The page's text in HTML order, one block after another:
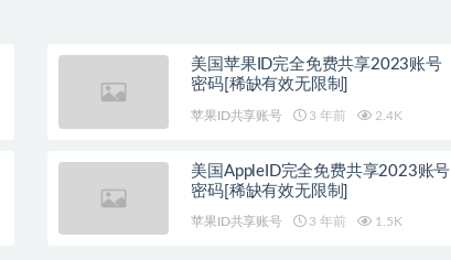
美国苹果ID完全免费共享2023账号
密码[稀缺有效无限制]
苹果ID共享账号 3 年前 2.4K
美国AppleID完全免费共享2023账号
密码[稀缺有效无限制]
苹果ID共享账号 3 年前 1.5K